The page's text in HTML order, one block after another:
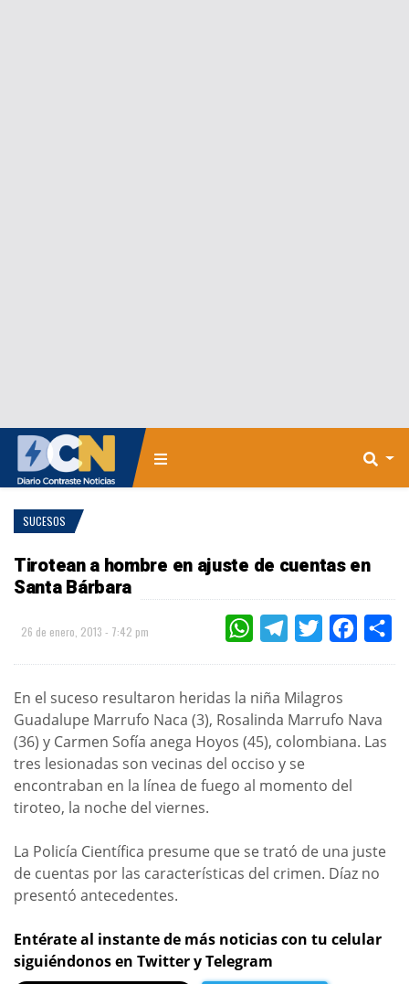
SUCESOS
Tirotean a hombre en ajuste de cuentas en
Santa Bárbara
26 de enero, 2013 - 7:42 pm WHATSAPPTELEGRAMTWITTER
En el suceso resultaron heridas la niña Milagros
Guadalupe Marrufo Naca (3), Rosalinda Marrufo Nava
(36) y Carmen Sofía anega Hoyos (45), colombiana. Las
tres lesionadas son vecinas del occiso y se
encontraban en la línea de fuego al momento del
tiroteo, la noche del viernes.
La Policía Científica presume que se trató de una juste
de cuentas por las características del crimen. Díaz no
presentó antecedentes.
Entérate al instante de más noticias con tu celular
siguiéndonos en Twitter y Telegram